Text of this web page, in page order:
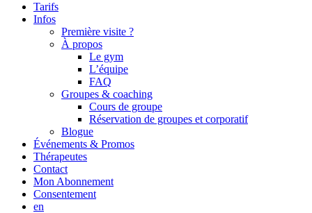
Tarifs
Infos
Première visite ?
À propos
Le gym
L’équipe
FAQ
Groupes & coaching
Cours de groupe
Réservation de groupes et corporatif
Blogue
Événements & Promos
Thérapeutes
Contact
Mon Abonnement
Consentement
en